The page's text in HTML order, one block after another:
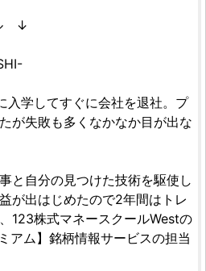
↓
入学してすぐに会社を退社。プ
が失敗も多くなかなか目が出な
と自分の見つけた技術を駆使し
が出はじめたので2年間はトレ
123株式マネースクールWestの
アム】銘柄情報サービスの担当